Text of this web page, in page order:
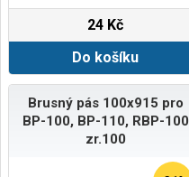
24 Kč
Do košíku
Brusný pás 100x915 pro
BP-100, BP-110, RBP-100
zr.100